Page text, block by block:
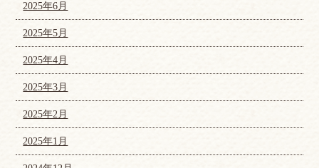
2025年6月
2025年5月
2025年4月
2025年3月
2025年2月
2025年1月